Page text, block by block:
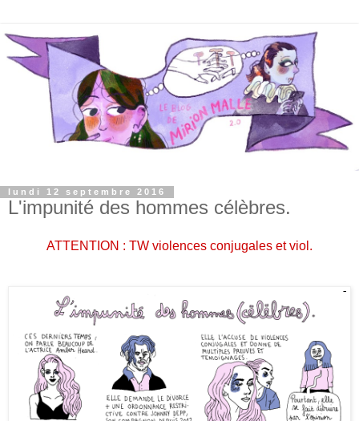
lundi 12 septembre 2016
L'impunité des hommes célèbres.
ATTENTION : TW violences conjugales et viol.